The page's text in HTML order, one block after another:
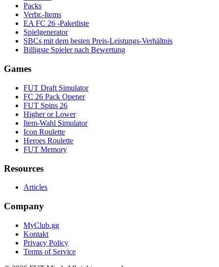
Packs
Verbr.-Items
EA FC 26 -Paketliste
Spielgenerator
SBCs mit dem besten Preis-Leistungs-Verhältnis
Billigste Spieler nach Bewertung
Games
FUT Draft Simulator
FC 26 Pack Opener
FUT Spins 26
Higher or Lower
Item-Wahl Simulator
Icon Roulette
Heroes Roulette
FUT Memory
Resources
Articles
Company
MyClub.gg
Kontakt
Privacy Policy
Terms of Service